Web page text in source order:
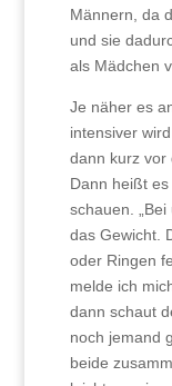
Männern, da
und sie
als Mädchen
Je näher es
intensiver
dann kurz vor
Dann heißt
schauen.
das Gewicht.
oder Ringen
melde ich
dann schaut
noch jemand
beide